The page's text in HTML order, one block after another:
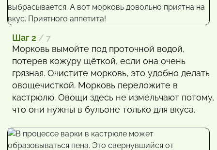
Шаг 2 / 7
Морковь вымойте под проточной водой,
потерев кожуру щёткой, если она очень
грязная. Очистите морковь, это удобно делать
овощечисткой. Морковь переложите в
кастрюлю. Овощи здесь не измельчают потому,
что они нужны в бульоне только для вкуса.